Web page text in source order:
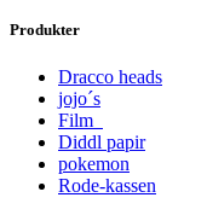
Produkter
Dracco heads
jojo´s
Film
Diddl papir
pokemon
Rode-kassen